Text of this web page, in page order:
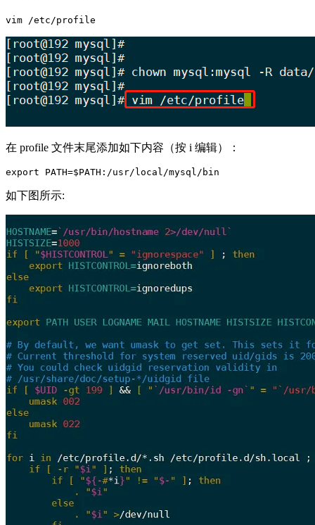
在 profile 文件末尾添加如下内容（按 i 编辑）：
如下图所示: